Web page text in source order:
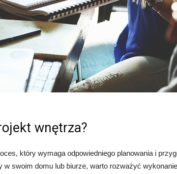
wnętrza?
który wymaga odpowiedniego planowania i
w swoim domu lub biurze, warto rozważyć